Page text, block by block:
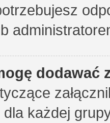
dodawać
dla każdej